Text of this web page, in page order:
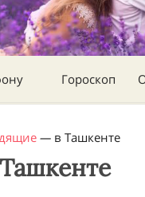
Гороскоп
— в Ташкенте